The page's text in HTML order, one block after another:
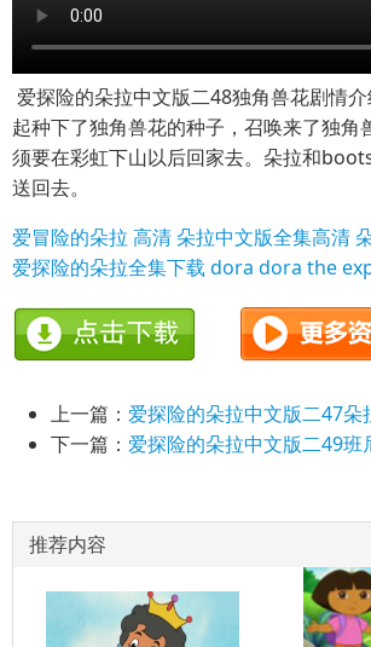
爱探险的朵拉中文版二48独角兽花剧情
起种下了独角兽花的种子，召唤来了独角
须要在彩虹下山以后回家去。朵拉和
送回去。
爱冒险的朵拉 高清 朵拉中文版全集高清
爱探险的朵拉全集下载 dora dora the
上一篇： 爱探险的朵拉中文版二47朵
下一篇： 爱探险的朵拉中文版二49班
推荐内容